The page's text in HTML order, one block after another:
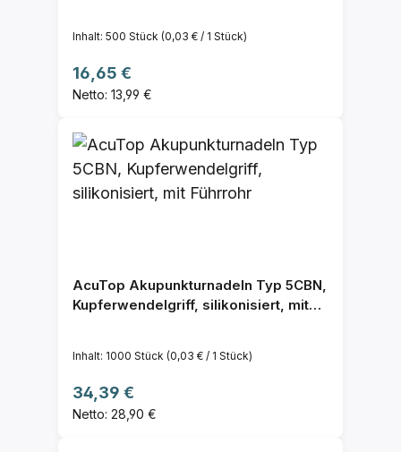
Inhalt: 500 Stück (0,03 € / 1 Stück)
Regulärer Preis:
16,65 €
Netto: 13,99 €
AcuTop Akupunkturnadeln Typ 5CBN,
Kupferwendelgriff, silikonisiert, mit
Inhalt: 1000 Stück (0,03 € / 1 Stück)
Regulärer Preis:
34,39 €
Netto: 28,90 €